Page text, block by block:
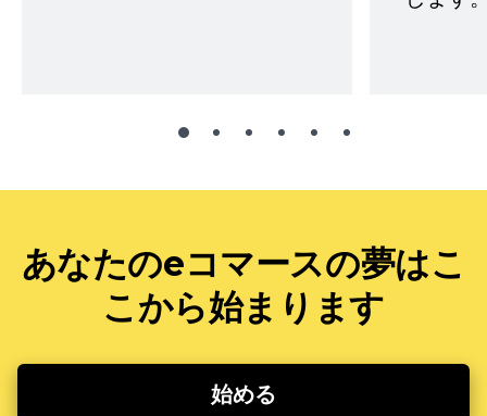
あなたのeコマースの夢はこ
こから始まります
始める